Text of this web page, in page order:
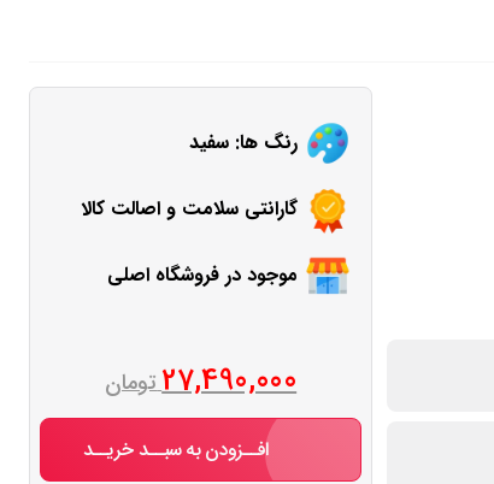
رنگ ها: سفید
گارانتی سلامت و اصالت کالا
موجود در فروشگاه اصلی
27,490,000تومان
افــزودن به سبــد خریــد